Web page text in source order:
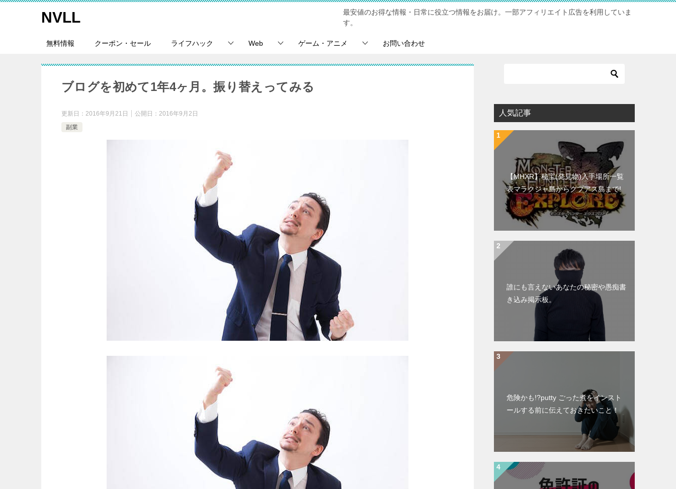
NVLL
最安値のお得な情報・日常に役立つ情報をお届け。一部アフィリエイト広告を利用していま
す。
無料情報 クーポン・セール ライフハック Web ゲーム・アニメ お問い合わせ
ブログを初めて1年4ヶ月。振り替えってみる
更新日： 2016年9月21日 公開日： 2016年9月2日
副業
人気記事
【MHXR】秘宝(発見物)入手場所一覧
表マラクジャ島からクプアス島まで!
誰にも言えないあなたの秘密や愚痴書
き込み掲示板。
危険かも!?putty ごった煮をインスト
ールする前に伝えておきたいこと！